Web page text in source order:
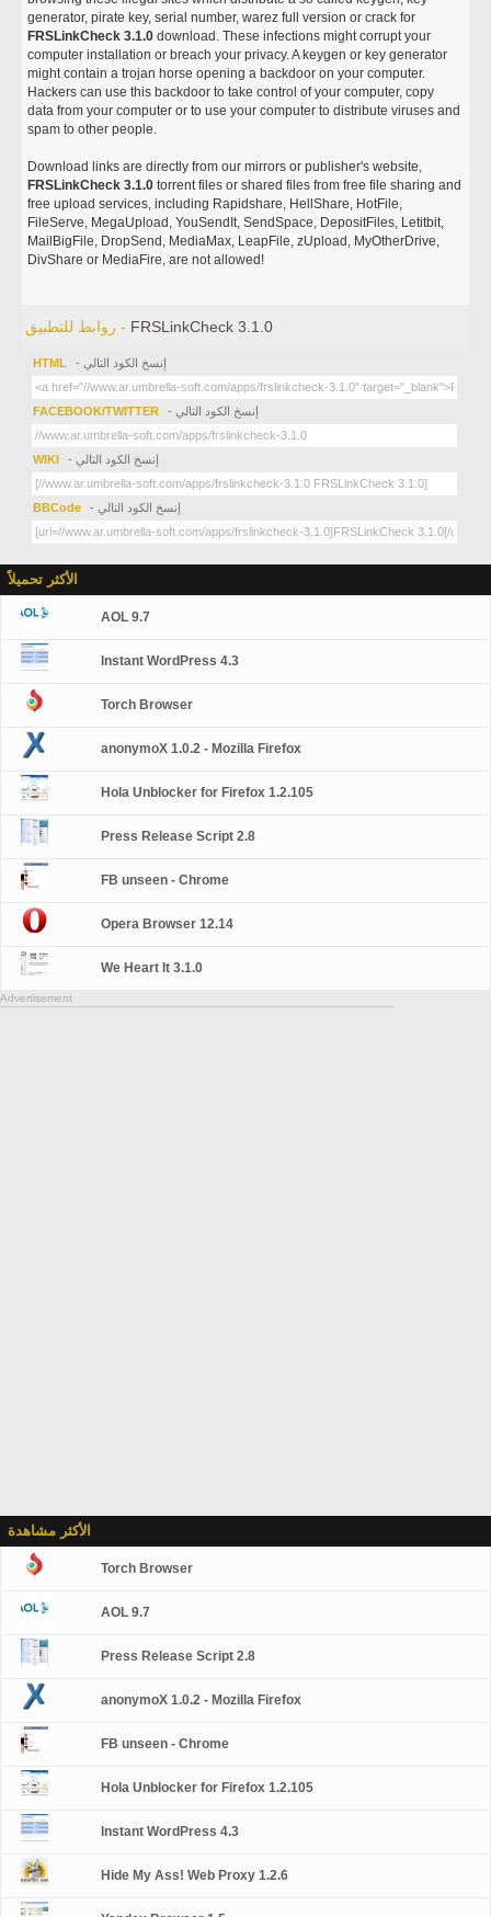
generator, pirate key, serial number, warez full version or crack for
FRSLinkCheck 3.1.0 download. These infections might corrupt your
computer installation or breach your privacy. A keygen or key generator
might contain a trojan horse opening a backdoor on your computer.
Hackers can use this backdoor to take control of your computer, copy
data from your computer or to use your computer to distribute viruses and
spam to other people.
Download links are directly from our mirrors or publisher's website,
FRSLinkCheck 3.1.0 torrent files or shared files from free file sharing and
free upload services, including Rapidshare, HellShare, HotFile,
FileServe, MegaUpload, YouSendIt, SendSpace, DepositFiles, Letitbit,
MailBigFile, DropSend, MediaMax, LeapFile, zUpload, MyOtherDrive,
DivShare or MediaFire, are not allowed!
روابط للتطبيق - FRSLinkCheck 3.1.0
HTML - إنسخ الكود التالي
FACEBOOK/TWITTER - إنسخ الكود التالي
WIKI - إنسخ الكود التالي
BBCode - إنسخ الكود التالي
الأكثر تحميلاً
AOL 9.7
Instant WordPress 4.3
Torch Browser
anonymoX 1.0.2 - Mozilla Firefox
Hola Unblocker for Firefox 1.2.105
Press Release Script 2.8
FB unseen - Chrome
Opera Browser 12.14
We Heart It 3.1.0
Advertisement
الأكثر مشاهدة
Torch Browser
AOL 9.7
Press Release Script 2.8
anonymoX 1.0.2 - Mozilla Firefox
FB unseen - Chrome
Hola Unblocker for Firefox 1.2.105
Instant WordPress 4.3
Hide My Ass! Web Proxy 1.2.6